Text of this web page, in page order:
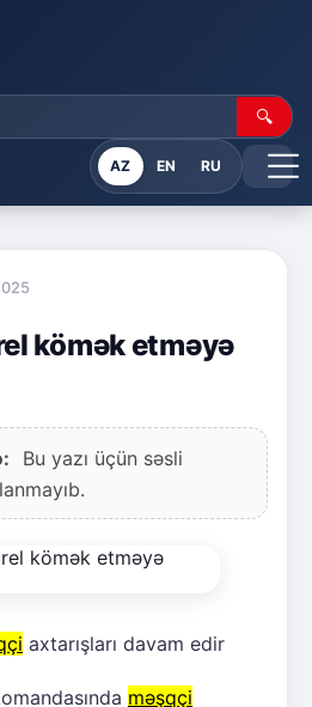
🔍
AZ EN RU
kömək etməyə
Bu yazı üçün səsli
axtarışları davam edir
məşqçi